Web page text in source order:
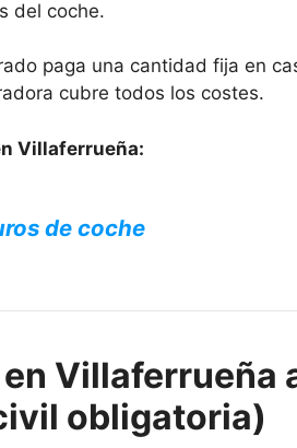
del coche.
paga una cantidad fija en
cubre todos los costes.
Villaferrueña:
de coche
Villaferrueña
obligatoria)